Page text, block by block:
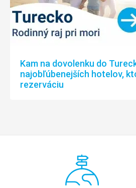
Kam na dovolenku do
najobľúbenejších hotelov,
rezerváciu